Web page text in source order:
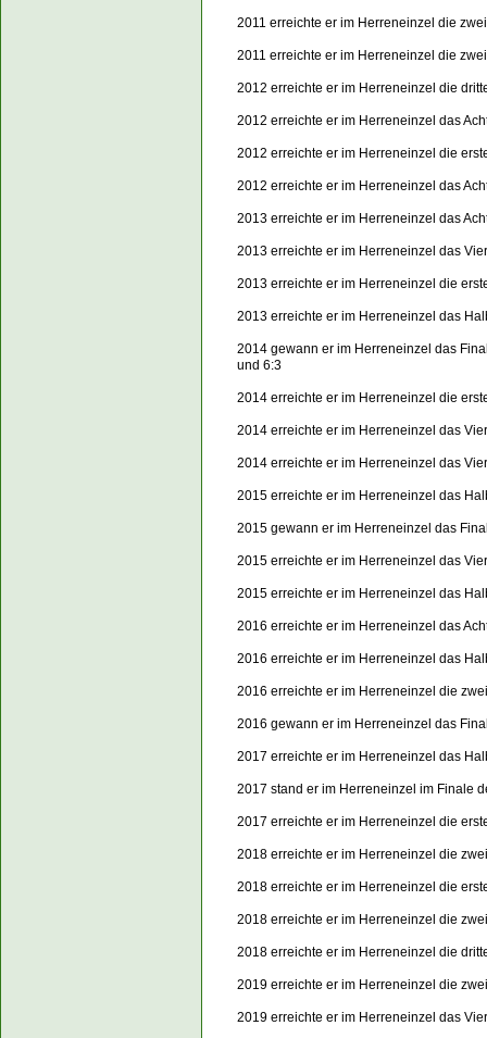
2011 erreichte er im Herreneinzel die
2011 erreichte er im Herreneinzel die
2012 erreichte er im Herreneinzel die
2012 erreichte er im Herreneinzel das
2012 erreichte er im Herreneinzel die
2012 erreichte er im Herreneinzel das
2013 erreichte er im Herreneinzel das
2013 erreichte er im Herreneinzel das
2013 erreichte er im Herreneinzel die
2013 erreichte er im Herreneinzel das
2014 gewann er im Herreneinzel das
und 6:3
2014 erreichte er im Herreneinzel die
2014 erreichte er im Herreneinzel das
2014 erreichte er im Herreneinzel das
2015 erreichte er im Herreneinzel das
2015 gewann er im Herreneinzel das
2015 erreichte er im Herreneinzel das
2015 erreichte er im Herreneinzel das
2016 erreichte er im Herreneinzel das
2016 erreichte er im Herreneinzel das
2016 erreichte er im Herreneinzel die
2016 gewann er im Herreneinzel das
2017 erreichte er im Herreneinzel das
2017 stand er im Herreneinzel im Finale
2017 erreichte er im Herreneinzel die
2018 erreichte er im Herreneinzel die
2018 erreichte er im Herreneinzel die
2018 erreichte er im Herreneinzel die
2018 erreichte er im Herreneinzel die
2019 erreichte er im Herreneinzel die
2019 erreichte er im Herreneinzel das